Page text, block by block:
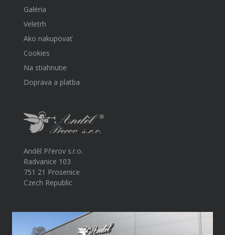
Galéria
Veletrh
Ako nakupovať
Cookies
Na stiahnutie
Doprava a platba
Anděl Přerov s.r.o.
Radvanice 103
751 21 Prosenice
Czech Republic